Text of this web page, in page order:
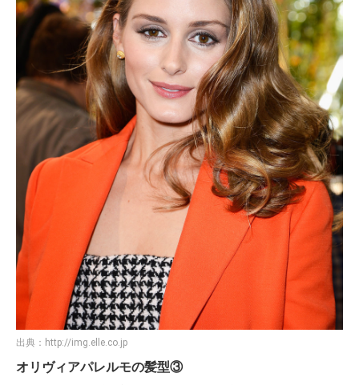
センターパート、前髪なしのストレートロングです。
段差をつけた艶やかなこのヘアスタイルは、上品さとワイル
ド感がミックスしています。